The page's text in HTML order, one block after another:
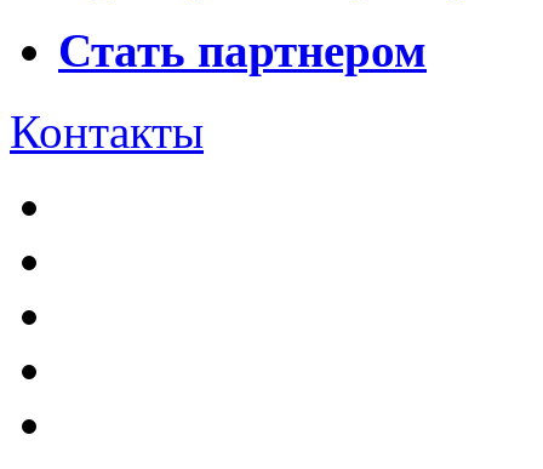
Стать партнером
Контакты